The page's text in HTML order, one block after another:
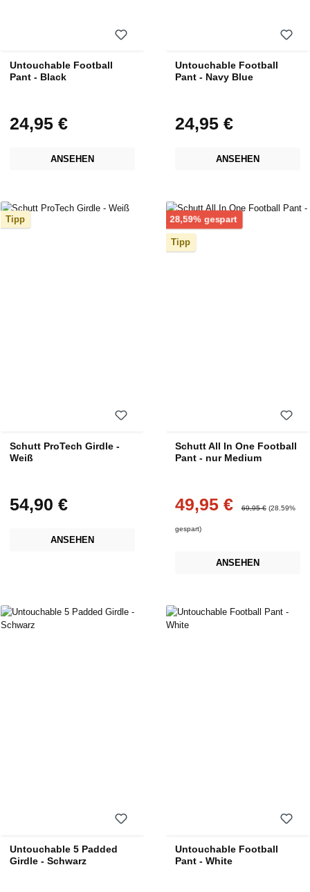
Untouchable Football
Pant - Black
Regulärer Preis:
24,95 €
ANSEHEN
Untouchable Football
Pant - Navy Blue
Regulärer Preis:
24,95 €
ANSEHEN
Tipp
Schutt ProTech Girdle -
Weiß
Regulärer Preis:
54,90 €
ANSEHEN
28,59% gespart
Tipp
Schutt All In One Football
Pant - nur Medium
Verkaufspreis:
49,95 € 69,95 € (28.59%
gespart)
ANSEHEN
Untouchable 5 Padded
Girdle - Schwarz
Untouchable Football
Pant - White